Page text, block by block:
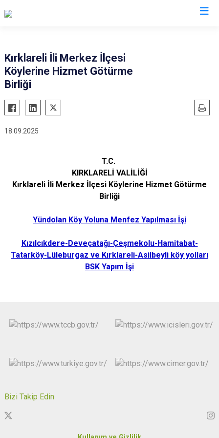
Kırklareli İli Merkez İlçesi
Köylerine Hizmet Götürme
Birliği
18.09.2025
T.C.
KIRKLARELİ VALİLİĞİ
Kırklareli İli Merkez İlçesi Köylerine Hizmet Götürme
Birliği
Yündolan Köy Yoluna Menfez Yapılması İşi
Kızılcıkdere-Deveçatağı-Çeşmekolu-Hamitabat-
Tatarköy-Lüleburgaz ve Kırklareli-Asilbeyli köy yolları
BSK Yapım İşi
Bizi Takip Edin